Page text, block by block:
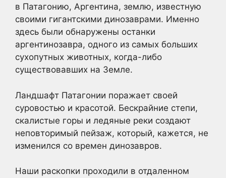
в Патагонию, Аргентина, землю, известную
своими гигантскими динозаврами. Именно
здесь были обнаружены останки
аргентинозавра, одного из самых больших
сухопутных животных, когда-либо
существовавших на Земле.
Ландшафт Патагонии поражает своей
суровостью и красотой. Бескрайние степи,
скалистые горы и ледяные реки создают
неповторимый пейзаж, который, кажется, не
изменился со времен динозавров.
Наши раскопки проходили в отдаленном